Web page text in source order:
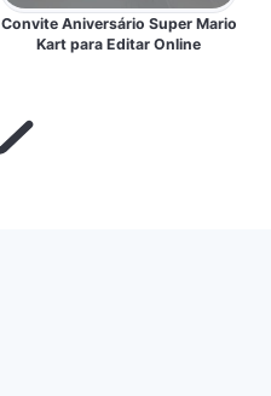
Convite Aniversário Super Mario
Kart para Editar Online